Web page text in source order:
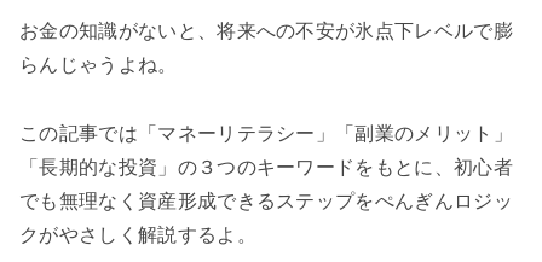
お金の知識がないと、将来への不安が氷点下レベルで膨
らんじゃうよね。
この記事では「マネーリテラシー」「副業のメリット」
「長期的な投資」の３つのキーワードをもとに、初心者
でも無理なく資産形成できるステップをぺんぎんロジッ
クがやさしく解説するよ。